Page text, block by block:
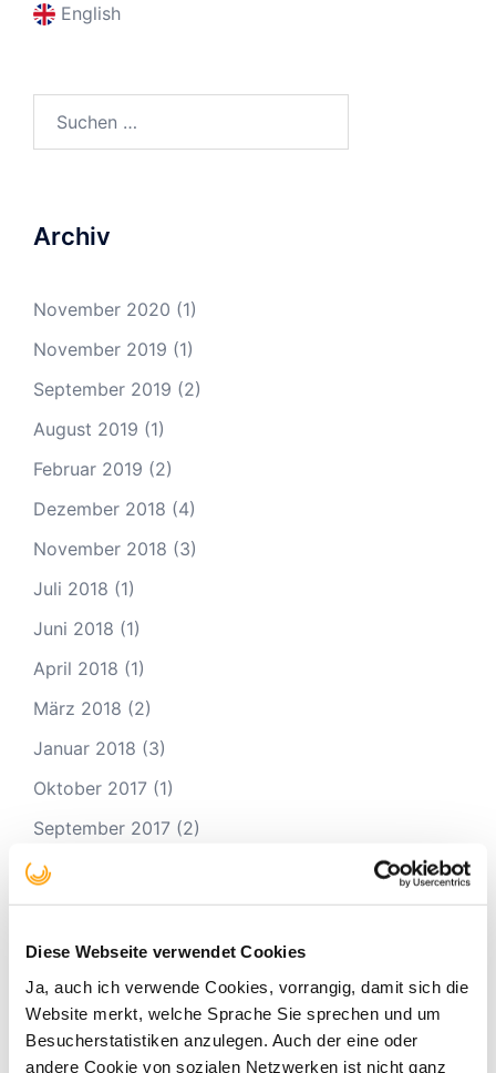
Diese Webseite verwendet Cookies
Ja, auch ich verwende Cookies, vorrangig, damit sich die
Website merkt, welche Sprache Sie sprechen und um
Besucherstatistiken anzulegen. Auch der eine oder
andere Cookie von sozialen Netzwerken ist nicht ganz
English
nach:
Archiv
November 2020 (1)
November 2019 (1)
September 2019 (2)
August 2019 (1)
Februar 2019 (2)
Dezember 2018 (4)
November 2018 (3)
Juli 2018 (1)
Juni 2018 (1)
April 2018 (1)
März 2018 (2)
Januar 2018 (3)
Oktober 2017 (1)
September 2017 (2)
August 2017
Juli 2017(3)
Mai 2017(4)
April 2017(2)
März 2017 (3)
Februar 2017 (2)